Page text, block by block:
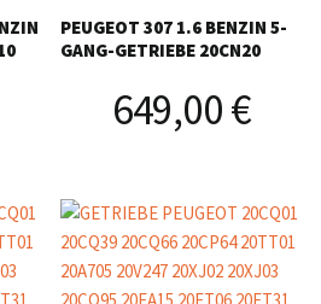
PEUGEOT 307 1.6 BENZIN 5-
GANG-GETRIEBE 20CN20
649,00€